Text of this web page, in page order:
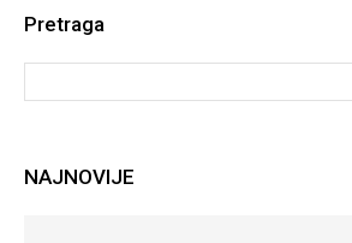
Pretraga
NAJNOVIJE